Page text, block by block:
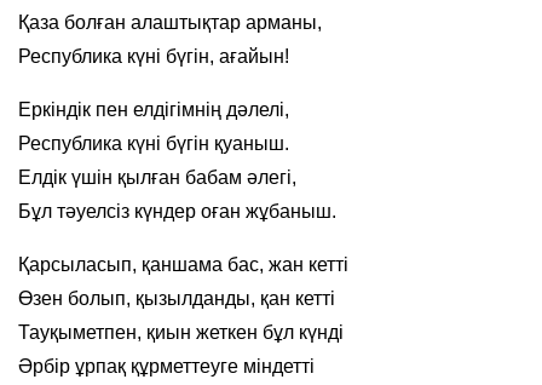
Қаза болған алаштықтар арманы,
Республика күні бүгін, ағайын!
Еркіндік пен елдігімнің дәлелі,
Республика күні бүгін қуаныш.
Елдік үшін қылған бабам әлегі,
Бұл тәуелсіз күндер оған жұбаныш.
Қарсыласып, қаншама бас, жан кетті
Өзен болып, қызылданды, қан кетті
Тауқыметпен, қиын жеткен бұл күнді
Әрбір ұрпақ құрметтеуге міндетті